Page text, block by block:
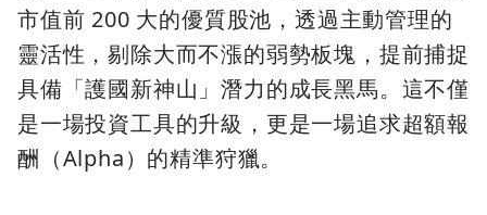
市值前 200 大的優質股池，透過主動管理的
靈活性，剔除大而不漲的弱勢板塊，提前捕捉
具備「護國新神山」潛力的成長黑馬。這不僅
是一場投資工具的升級，更是一場追求超額報
酬（Alpha）的精準狩獵。